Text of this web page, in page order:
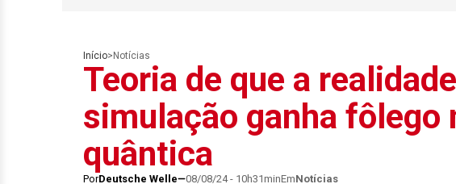
Início> Notícias
Teoria de que a
simulação ganha fôlego
quântica
PorDeutsche Welle 08/08/24 - 10h31minEmNotícias